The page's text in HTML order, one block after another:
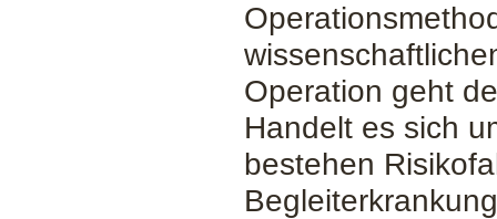
Operation geht
Handelt es sich
bestehen